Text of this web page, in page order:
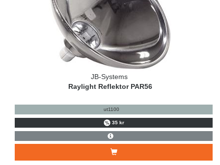
JB-Systems
Raylight Reflektor PAR56
ut1100
35 kr